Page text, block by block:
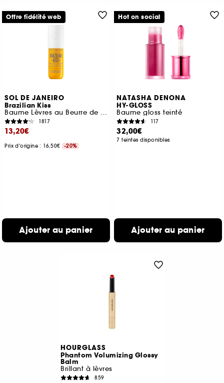
SOL DE JANEIRO
Brazilian Kiss
Baume Lèvres au Beurre de Cupuaçu
1817
13,20€
Prix d'origine : 16,50€ -20%
Ajouter au panier
Offre fidélité web
NATASHA DENONA
HY-GLOSS
Baume gloss teinté
117
32,00€
7 teintes disponibles
Ajouter au panier
Hot on social
HOURGLASS
Phantom Volumizing Glossy
Balm
Brillant à lèvres
859